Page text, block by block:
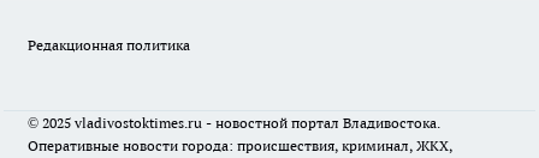
Редакционная политика
© 2025 vladivostoktimes.ru - новостной портал Владивостока.
Оперативные новости города: происшествия, криминал, ЖКХ,